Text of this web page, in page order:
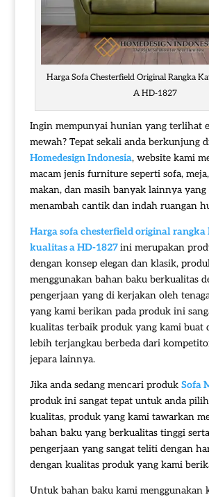
Harga Sofa Chesterfield Original Rangka
A HD-1827
Ingin mempunyai hunian yang terlihat
mewah? Tepat sekali anda berkunjung
Homedesign Indonesia, website kami
macam jenis furniture seperti sofa,
makan, dan masih banyak lainnya yang
menambah cantik dan indah ruangan
Hargasofa chesterfield originalrangka
kualitas a HD-1827ini merupakan
dengan konsep elegan dan klasik,
menggunakan bahan baku berkualitas
pengerjaan yang di kerjakan oleh
yang kami berikan pada produk ini
kualitas terbaik produk yang kami buat
lebih terjangkau berbeda dari
jepara lainnya.
Jika anda sedang mencari produk Sofa
produk ini sangat tepat untuk anda
kualitas, produk yang kami tawarkan
bahan baku yang berkualitas tinggi
pengerjaan yang sangat teliti dengan
dengan kualitas produk yang kami
Untuk bahan baku kami menggunakan